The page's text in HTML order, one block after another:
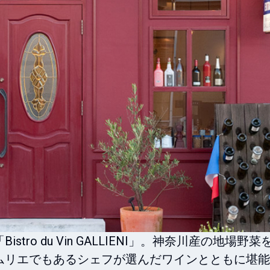
du Vin GALLIENI」。神奈川産の地場野菜
エでもあるシェフが選んだワインとともに堪